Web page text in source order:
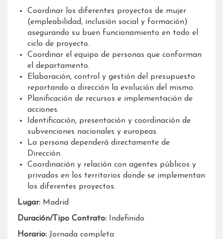
Coordinar los diferentes proyectos de mujer
(empleabilidad, inclusión social y formación)
asegurando su buen funcionamiento en todo el
ciclo de proyecto.
Coordinar el equipo de personas que conforman
el departamento.
Elaboración, control y gestión del presupuesto
reportando a dirección la evolución del mismo.
Planificación de recursos e implementación de
acciones.
Identificación, presentación y coordinación de
subvenciones nacionales y europeas.
La persona dependerá directamente de
Dirección.
Coordinación y relación con agentes públicos y
privados en los territorios donde se implementan
los diferentes proyectos.
Lugar: Madrid
Duración/Tipo Contrato:
Indefinido
Horario: Jornada completa